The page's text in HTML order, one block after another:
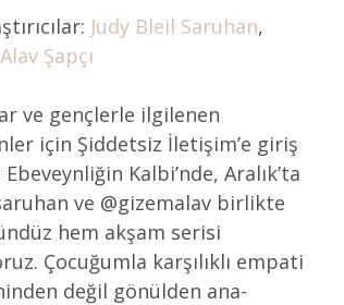
Judy Bleil Saruhan,
Şapçı
ve gençlerle ilgilenen
için Şiddetsiz İletişim’e giriş
Kalbi’nde, Aralık’ta
ve @gizemalav birlikte
hem akşam serisi
Çocuğumla karşılıklı empati
değil gönülden ana-